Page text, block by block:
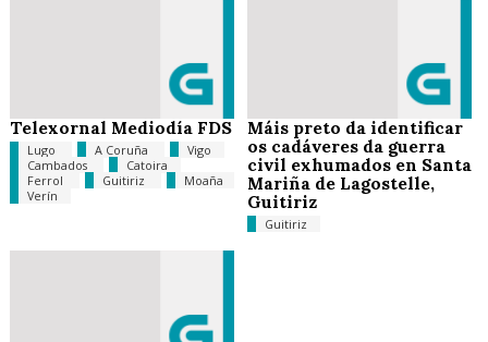
Telexornal Mediodía FDS
Lugo A Coruña
Vigo
Cambados
Catoira
Ferrol
Guitiriz
Moaña
Verín
Máis preto da identificar
os cadáveres da guerra
civil exhumados en Santa
Mariña de Lagostelle,
Guitiriz
Guitiriz